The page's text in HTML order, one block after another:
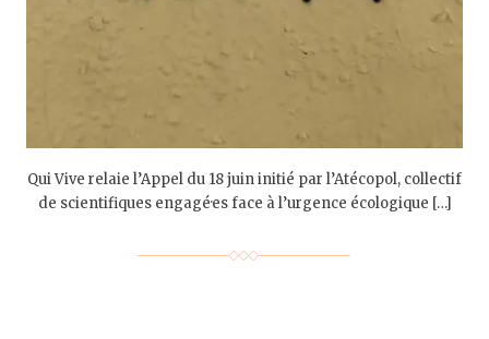
Qui Vive relaie l’Appel du 18 juin initié par l’Atécopol, collectif
de scientifiques engagé·es face à l’urgence écologique […]